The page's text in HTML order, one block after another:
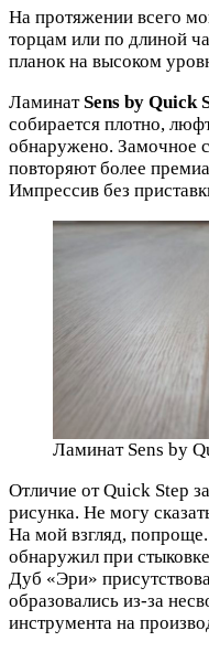
На протяжении всего
торцам или по длиной
планок на высоком
ЛаминатSens by Quick
собирается плотно,
обнаружено. Замочное
повторяют более
Импрессив без
Ламинат Sens by
Отличие от Quick Step
рисунка. Не могу
На мой взгляд,
обнаружил при
Дуб «Эри»
образовались из-за
инструмента на